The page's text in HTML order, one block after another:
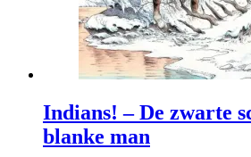
Indians! – De zwarte
blanke man